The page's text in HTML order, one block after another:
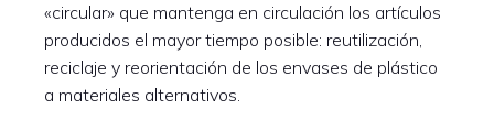
«circular» que mantenga en circulación los artículos
producidos el mayor tiempo posible: reutilización,
reciclaje y reorientación de los envases de plástico
a materiales alternativos.